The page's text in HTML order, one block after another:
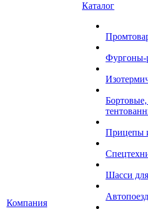
Компания
Каталог
Фургоны-
Прицепы
Шасси